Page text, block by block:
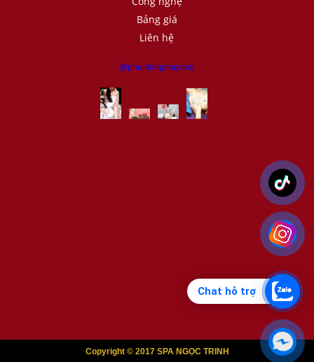
Bảng giá
Liên hệ
@phunlongmaymoi
Copyright © 2017 SPA NGỌC TRINH
Chat hỗ trợ